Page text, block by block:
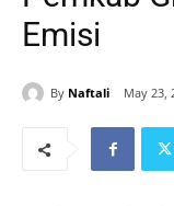
Emisi
By Naftali May 23,